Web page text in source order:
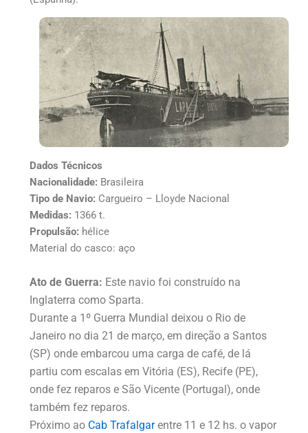
Dados Técnicos
Nacionalidade: Brasileira
Tipo de Navio: Cargueiro – Lloyde Nacional
Medidas: 1366 t.
Propulsão: hélice
Material do casco: aço
Ato de Guerra: Este navio foi construído na
Inglaterra como Sparta.
Durante a 1º Guerra Mundial deixou o Rio de
Janeiro no dia 21 de março, em direção a Santos
(SP) onde embarcou uma carga de café, de lá
partiu com escalas em Vitória (ES), Recife (PE),
onde fez reparos e São Vicente (Portugal), onde
também fez reparos.
Próximo ao Cab Trafalgarentre 11 e 12 hs. o vapor